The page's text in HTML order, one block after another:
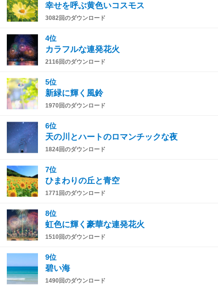
幸せを呼ぶ黄色いコスモス
3082回のダウンロード
4位
カラフルな連発花火
2116回のダウンロード
5位
新緑に輝く風鈴
1970回のダウンロード
6位
天の川とハートのロマンチックな夜
1824回のダウンロード
7位
ひまわりの丘と青空
1771回のダウンロード
8位
虹色に輝く豪華な連発花火
1510回のダウンロード
9位
碧い海
1490回のダウンロード